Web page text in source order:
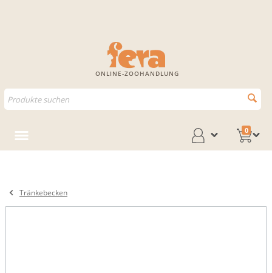
ONLINE-ZOOHANDLUNG
0
Tränkebecken